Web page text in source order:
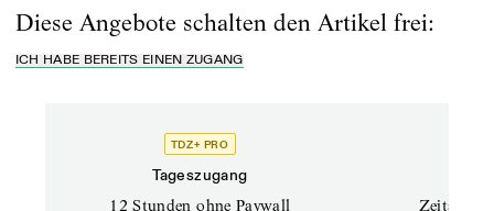
Diese Angebote schalten den Artikel frei:
ICH HABE BEREITS EINEN ZUGANG
TDZ+ PRO
Tageszugang
12 Stunden ohne Paywall